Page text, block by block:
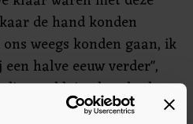
de hand konden
weegs konden gaan, ik
halve eeuw verder",
een kleine honderd